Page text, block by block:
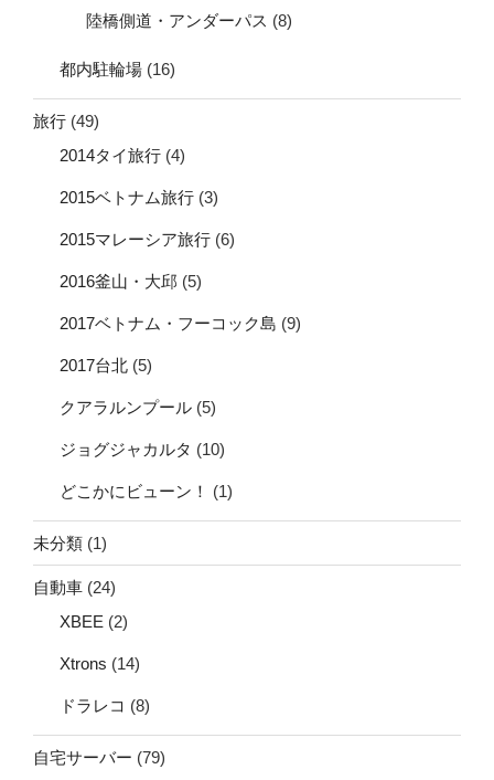
陸橋側道・アンダーパス (8)
都内駐輪場 (16)
旅行 (49)
2014タイ旅行 (4)
2015ベトナム旅行 (3)
2015マレーシア旅行 (6)
2016釜山・大邱 (5)
2017ベトナム・フーコック島 (9)
2017台北 (5)
クアラルンプール (5)
ジョグジャカルタ (10)
どこかにビューン！ (1)
未分類 (1)
自動車 (24)
XBEE (2)
Xtrons (14)
ドラレコ (8)
自宅サーバー (79)